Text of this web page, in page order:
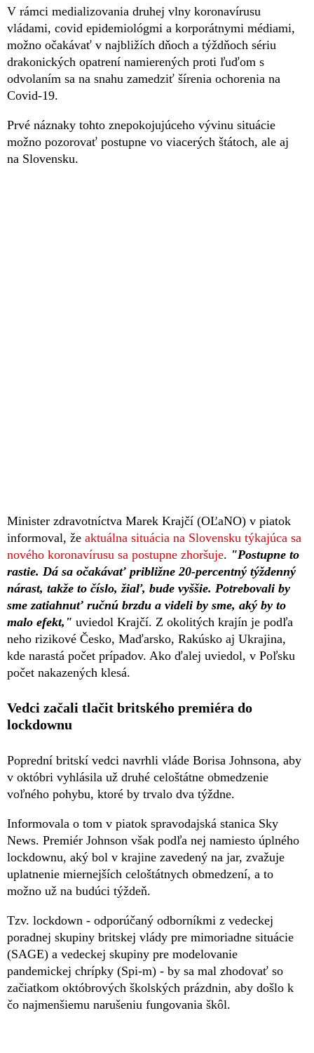
V rámci medializovania druhej vlny koronavírusu
vládami, covid epidemiológmi a korporátnymi médiami,
možno očakávať v najbližích dňoch a týždňoch sériu
drakonických opatrení namierených proti ľuďom s
odvolaním sa na snahu zamedziť šírenia ochorenia na
Covid-19.
Prvé náznaky tohto znepokojujúceho vývinu situácie
možno pozorovať postupne vo viacerých štátoch, ale aj
na Slovensku.
Minister zdravotníctva Marek Krajčí (OĽaNO) v piatok
informoval, že aktuálna situácia na Slovensku týkajúca sa
nového koronavírusu sa postupne zhoršuje. "Postupne to
rastie. Dá sa očakávať približne 20-percentný týždenný
nárast, takže to číslo, žiaľ, bude vyššie. Potrebovali by
sme zatiahnuť ručnú brzdu a videli by sme, aký by to
malo efekt," uviedol Krajčí. Z okolitých krajín je podľa
neho rizikové Česko, Maďarsko, Rakúsko aj Ukrajina,
kde narastá počet prípadov. Ako ďalej uviedol, v Poľsku
počet nakazených klesá.
Vedci začali tlačit britského premiéra do
lockdownu
Poprední britskí vedci navrhli vláde Borisa Johnsona, aby
v októbri vyhlásila už druhé celoštátne obmedzenie
voľného pohybu, ktoré by trvalo dva týždne.
Informovala o tom v piatok spravodajská stanica Sky
News. Premiér Johnson však podľa nej namiesto úplného
lockdownu, aký bol v krajine zavedený na jar, zvažuje
uplatnenie miernejších celoštátnych obmedzení, a to
možno už na budúci týždeň.
Tzv. lockdown - odporúčaný odborníkmi z vedeckej
poradnej skupiny britskej vlády pre mimoriadne situácie
(SAGE) a vedeckej skupiny pre modelovanie
pandemickej chrípky (Spi-m) - by sa mal zhodovať so
začiatkom októbrových školských prázdnin, aby došlo k
čo najmenšiemu narušeniu fungovania škôl.